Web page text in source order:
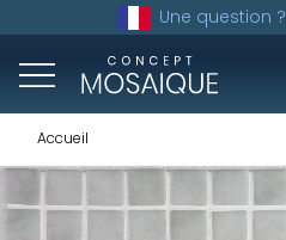
Une question ?
Accueil